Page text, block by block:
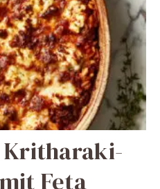
Kritharaki-
Feta